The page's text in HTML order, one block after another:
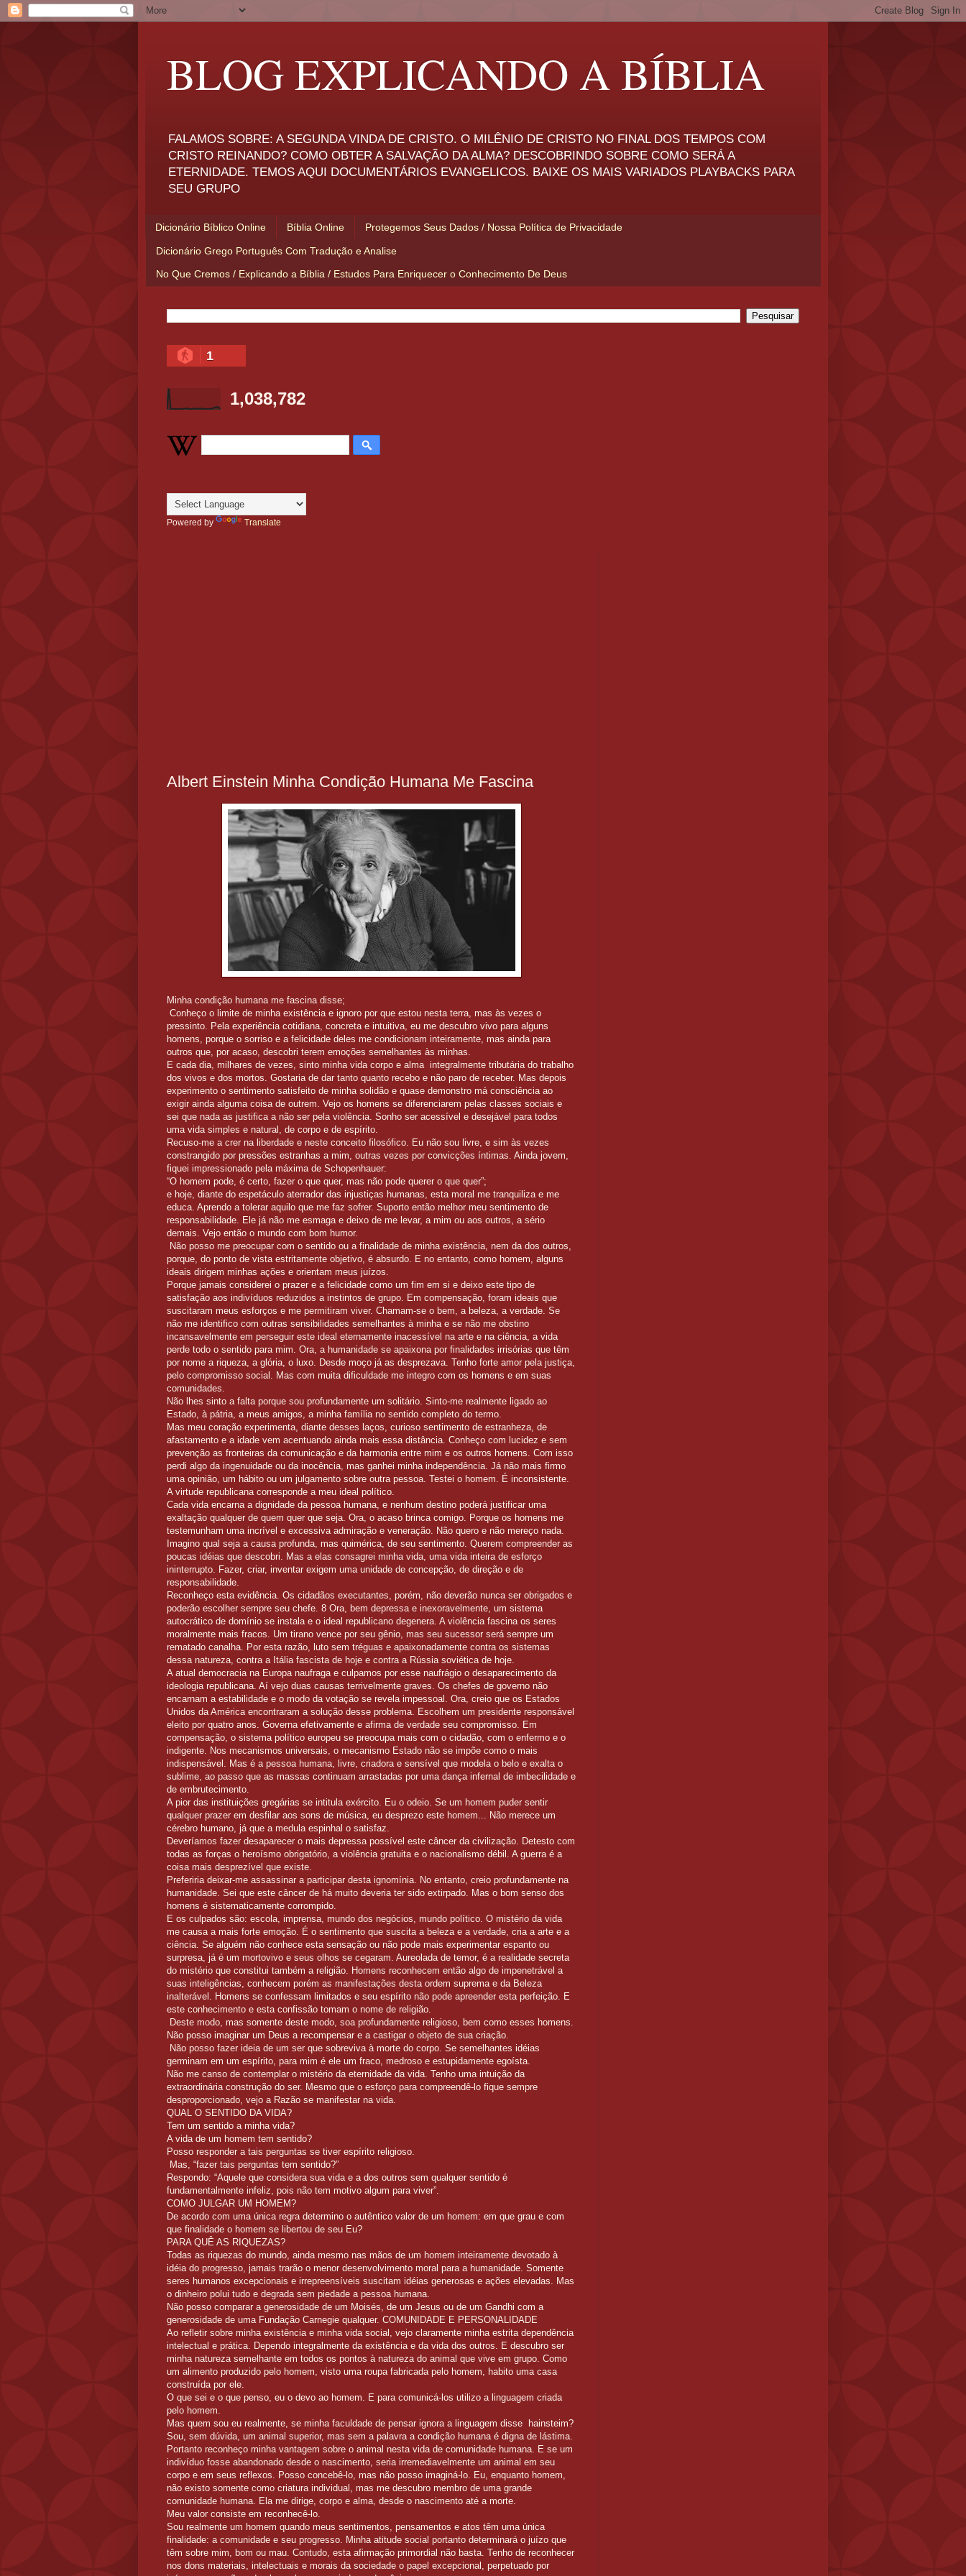
BLOG EXPLICANDO A BÍBLIA
FALAMOS SOBRE: A SEGUNDA VINDA DE CRISTO. O MILÊNIO DE CRISTO NO FINAL DOS TEMPOS COM
CRISTO REINANDO? COMO OBTER A SALVAÇÃO DA ALMA? DESCOBRINDO SOBRE COMO SERÁ A
ETERNIDADE. TEMOS AQUI DOCUMENTÁRIOS EVANGELICOS. BAIXE OS MAIS VARIADOS PLAYBACKS PARA
SEU GRUPO
Dicionário Bíblico Online Bíblia Online Protegemos Seus Dados / Nossa Política de Privacidade
Dicionário Grego Português Com Tradução e Analise
No Que Cremos / Explicando a Bíblia / Estudos Para Enriquecer o Conhecimento De Deus
1
1,038,782
Powered by Translate
Albert Einstein Minha Condição Humana Me Fascina
Minha condição humana me fascina disse;
Conheço o limite de minha existência e ignoro por que estou nesta terra, mas às vezes o
pressinto. Pela experiência cotidiana, concreta e intuitiva, eu me descubro vivo para alguns
homens, porque o sorriso e a felicidade deles me condicionam inteiramente, mas ainda para
outros que, por acaso, descobri terem emoções semelhantes às minhas.
E cada dia, milhares de vezes, sinto minha vida corpo e alma integralmente tributária do trabalho
dos vivos e dos mortos. Gostaria de dar tanto quanto recebo e não paro de receber. Mas depois
experimento o sentimento satisfeito de minha solidão e quase demonstro má consciência ao
exigir ainda alguma coisa de outrem. Vejo os homens se diferenciarem pelas classes sociais e
sei que nada as justifica a não ser pela violência. Sonho ser acessível e desejável para todos
uma vida simples e natural, de corpo e de espírito.
Recuso-me a crer na liberdade e neste conceito filosófico. Eu não sou livre, e sim às vezes
constrangido por pressões estranhas a mim, outras vezes por convicções íntimas. Ainda jovem,
fiquei impressionado pela máxima de Schopenhauer:
“O homem pode, é certo, fazer o que quer, mas não pode querer o que quer”;
e hoje, diante do espetáculo aterrador das injustiças humanas, esta moral me tranquiliza e me
educa. Aprendo a tolerar aquilo que me faz sofrer. Suporto então melhor meu sentimento de
responsabilidade. Ele já não me esmaga e deixo de me levar, a mim ou aos outros, a sério
demais. Vejo então o mundo com bom humor.
Não posso me preocupar com o sentido ou a finalidade de minha existência, nem da dos outros,
porque, do ponto de vista estritamente objetivo, é absurdo. E no entanto, como homem, alguns
ideais dirigem minhas ações e orientam meus juízos.
Porque jamais considerei o prazer e a felicidade como um fim em si e deixo este tipo de
satisfação aos indivíduos reduzidos a instintos de grupo. Em compensação, foram ideais que
suscitaram meus esforços e me permitiram viver. Chamam-se o bem, a beleza, a verdade. Se
não me identifico com outras sensibilidades semelhantes à minha e se não me obstino
incansavelmente em perseguir este ideal eternamente inacessível na arte e na ciência, a vida
perde todo o sentido para mim. Ora, a humanidade se apaixona por finalidades irrisórias que têm
por nome a riqueza, a glória, o luxo. Desde moço já as desprezava. Tenho forte amor pela justiça,
pelo compromisso social. Mas com muita dificuldade me integro com os homens e em suas
comunidades.
Não lhes sinto a falta porque sou profundamente um solitário. Sinto-me realmente ligado ao
Estado, à pátria, a meus amigos, a minha família no sentido completo do termo.
Mas meu coração experimenta, diante desses laços, curioso sentimento de estranheza, de
afastamento e a idade vem acentuando ainda mais essa distância. Conheço com lucidez e sem
prevenção as fronteiras da comunicação e da harmonia entre mim e os outros homens. Com isso
perdi algo da ingenuidade ou da inocência, mas ganhei minha independência. Já não mais firmo
uma opinião, um hábito ou um julgamento sobre outra pessoa. Testei o homem. É inconsistente.
A virtude republicana corresponde a meu ideal político.
Cada vida encarna a dignidade da pessoa humana, e nenhum destino poderá justificar uma
exaltação qualquer de quem quer que seja. Ora, o acaso brinca comigo. Porque os homens me
testemunham uma incrível e excessiva admiração e veneração. Não quero e não mereço nada.
Imagino qual seja a causa profunda, mas quimérica, de seu sentimento. Querem compreender as
poucas idéias que descobri. Mas a elas consagrei minha vida, uma vida inteira de esforço
ininterrupto. Fazer, criar, inventar exigem uma unidade de concepção, de direção e de
responsabilidade.
Reconheço esta evidência. Os cidadãos executantes, porém, não deverão nunca ser obrigados e
poderão escolher sempre seu chefe. 8 Ora, bem depressa e inexoravelmente, um sistema
autocrático de domínio se instala e o ideal republicano degenera. A violência fascina os seres
moralmente mais fracos. Um tirano vence por seu gênio, mas seu sucessor será sempre um
rematado canalha. Por esta razão, luto sem tréguas e apaixonadamente contra os sistemas
dessa natureza, contra a Itália fascista de hoje e contra a Rússia soviética de hoje.
A atual democracia na Europa naufraga e culpamos por esse naufrágio o desaparecimento da
ideologia republicana. Aí vejo duas causas terrivelmente graves. Os chefes de governo não
encarnam a estabilidade e o modo da votação se revela impessoal. Ora, creio que os Estados
Unidos da América encontraram a solução desse problema. Escolhem um presidente responsável
eleito por quatro anos. Governa efetivamente e afirma de verdade seu compromisso. Em
compensação, o sistema político europeu se preocupa mais com o cidadão, com o enfermo e o
indigente. Nos mecanismos universais, o mecanismo Estado não se impõe como o mais
indispensável. Mas é a pessoa humana, livre, criadora e sensível que modela o belo e exalta o
sublime, ao passo que as massas continuam arrastadas por uma dança infernal de imbecilidade e
de embrutecimento.
A pior das instituições gregárias se intitula exército. Eu o odeio. Se um homem puder sentir
qualquer prazer em desfilar aos sons de música, eu desprezo este homem... Não merece um
cérebro humano, já que a medula espinhal o satisfaz.
Deveríamos fazer desaparecer o mais depressa possível este câncer da civilização. Detesto com
todas as forças o heroísmo obrigatório, a violência gratuita e o nacionalismo débil. A guerra é a
coisa mais desprezível que existe.
Preferiria deixar-me assassinar a participar desta ignomínia. No entanto, creio profundamente na
humanidade. Sei que este câncer de há muito deveria ter sido extirpado. Mas o bom senso dos
homens é sistematicamente corrompido.
E os culpados são: escola, imprensa, mundo dos negócios, mundo político. O mistério da vida
me causa a mais forte emoção. É o sentimento que suscita a beleza e a verdade, cria a arte e a
ciência. Se alguém não conhece esta sensação ou não pode mais experimentar espanto ou
surpresa, já é um mortovivo e seus olhos se cegaram. Aureolada de temor, é a realidade secreta
do mistério que constitui também a religião. Homens reconhecem então algo de impenetrável a
suas inteligências, conhecem porém as manifestações desta ordem suprema e da Beleza
inalterável. Homens se confessam limitados e seu espírito não pode apreender esta perfeição. E
este conhecimento e esta confissão tomam o nome de religião.
Deste modo, mas somente deste modo, soa profundamente religioso, bem como esses homens.
Não posso imaginar um Deus a recompensar e a castigar o objeto de sua criação.
Não posso fazer ideia de um ser que sobreviva à morte do corpo. Se semelhantes idéias
germinam em um espírito, para mim é ele um fraco, medroso e estupidamente egoísta.
Não me canso de contemplar o mistério da eternidade da vida. Tenho uma intuição da
extraordinária construção do ser. Mesmo que o esforço para compreendê-lo fique sempre
desproporcionado, vejo a Razão se manifestar na vida.
QUAL O SENTIDO DA VIDA?
Tem um sentido a minha vida?
A vida de um homem tem sentido?
Posso responder a tais perguntas se tiver espírito religioso.
Mas, “fazer tais perguntas tem sentido?”
Respondo: “Aquele que considera sua vida e a dos outros sem qualquer sentido é
fundamentalmente infeliz, pois não tem motivo algum para viver”.
COMO JULGAR UM HOMEM?
De acordo com uma única regra determino o autêntico valor de um homem: em que grau e com
que finalidade o homem se libertou de seu Eu?
PARA QUÊ AS RIQUEZAS?
Todas as riquezas do mundo, ainda mesmo nas mãos de um homem inteiramente devotado à
idéia do progresso, jamais trarão o menor desenvolvimento moral para a humanidade. Somente
seres humanos excepcionais e irrepreensíveis suscitam idéias generosas e ações elevadas. Mas
o dinheiro polui tudo e degrada sem piedade a pessoa humana.
Não posso comparar a generosidade de um Moisés, de um Jesus ou de um Gandhi com a
generosidade de uma Fundação Carnegie qualquer. COMUNIDADE E PERSONALIDADE
Ao refletir sobre minha existência e minha vida social, vejo claramente minha estrita dependência
intelectual e prática. Dependo integralmente da existência e da vida dos outros. E descubro ser
minha natureza semelhante em todos os pontos à natureza do animal que vive em grupo. Como
um alimento produzido pelo homem, visto uma roupa fabricada pelo homem, habito uma casa
construída por ele.
O que sei e o que penso, eu o devo ao homem. E para comunicá-los utilizo a linguagem criada
pelo homem.
Mas quem sou eu realmente, se minha faculdade de pensar ignora a linguagem disse hainsteim?
Sou, sem dúvida, um animal superior, mas sem a palavra a condição humana é digna de lástima.
Portanto reconheço minha vantagem sobre o animal nesta vida de comunidade humana. E se um
indivíduo fosse abandonado desde o nascimento, seria irremediavelmente um animal em seu
corpo e em seus reflexos. Posso concebê-lo, mas não posso imaginá-lo. Eu, enquanto homem,
não existo somente como criatura individual, mas me descubro membro de uma grande
comunidade humana. Ela me dirige, corpo e alma, desde o nascimento até a morte.
Meu valor consiste em reconhecê-lo.
Sou realmente um homem quando meus sentimentos, pensamentos e atos têm uma única
finalidade: a comunidade e seu progresso. Minha atitude social portanto determinará o juízo que
têm sobre mim, bom ou mau. Contudo, esta afirmação primordial não basta. Tenho de reconhecer
nos dons materiais, intelectuais e morais da sociedade o papel excepcional, perpetuado por